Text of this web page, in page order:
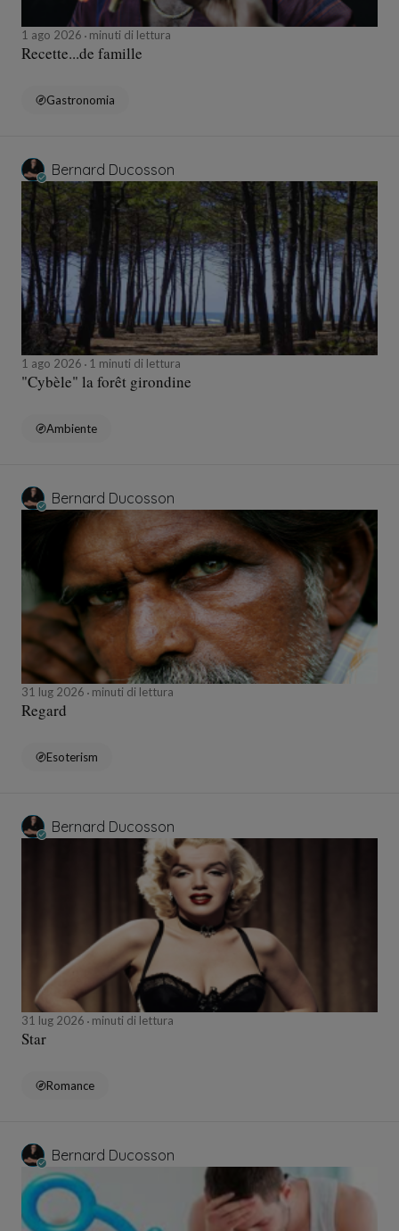
1 ago 2026 minuti di lettura
Recette...de famille
Gastronomia
Bernard Ducosson
1 ago 2026 1 minuti di lettura
"Cybèle" la forêt girondine
Ambiente
Bernard Ducosson
31 lug 2026 minuti di lettura
Regard
Esoterism
Bernard Ducosson
31 lug 2026 minuti di lettura
Star
Romance
Bernard Ducosson